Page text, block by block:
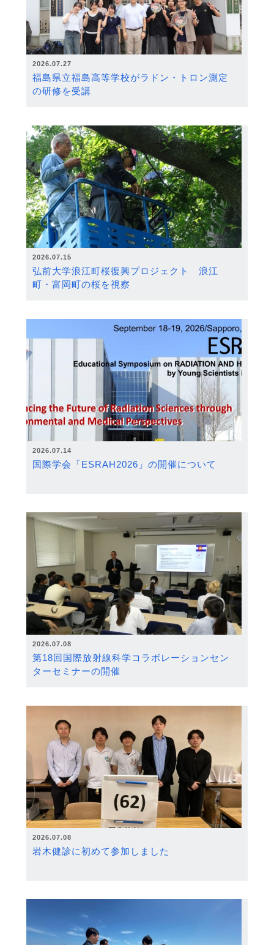
2026.07.27
福島県立福島高等学校がラドン・トロン測定
の研修を受講
2026.07.15
弘前大学浪江町桜復興プロジェクト 浪江
町・富岡町の桜を視察
2026.07.14
国際学会「ESRAH2026」の開催について
2026.07.08
第18回国際放射線科学コラボレーションセン
ターセミナーの開催
2026.07.08
岩木健診に初めて参加しました